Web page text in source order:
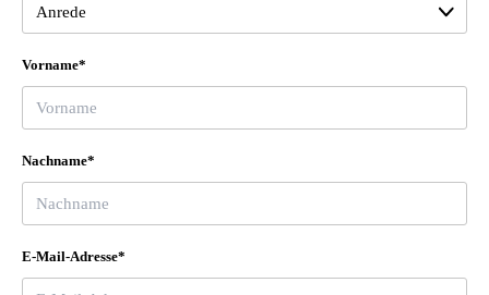
Vorname*
Nachname*
E-Mail-Adresse*